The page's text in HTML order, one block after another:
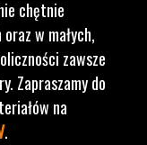
chętnie
w małych,
zawsze
Zapraszamy do
na
.